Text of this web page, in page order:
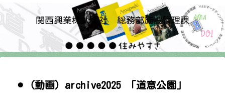
関西興業株式会社 総務部施設管理課
⚫︎（動画）archive2025 「道意公園」